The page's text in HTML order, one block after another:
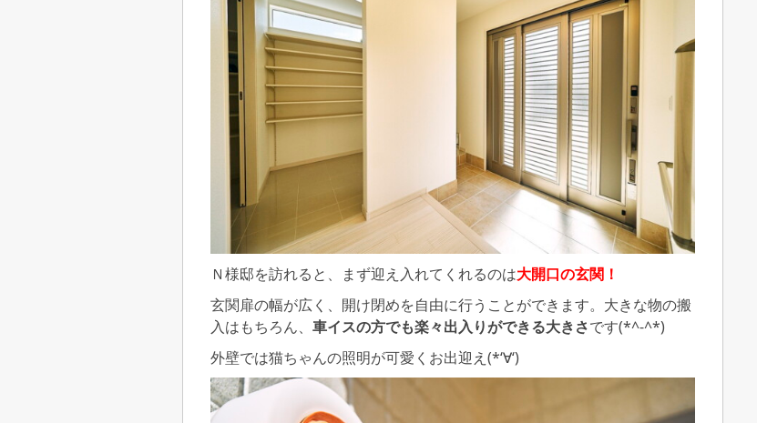
Ｎ様邸を訪れると、まず迎え入れてくれるのは大開口の玄関！
玄関扉の幅が広く、開け閉めを自由に行うことができます。大きな物の搬
入はもちろん、 車イスの方でも楽々出入りができる大きさです(*^-^*)
外壁では猫ちゃんの照明が可愛くお出迎え(*‘∀‘)